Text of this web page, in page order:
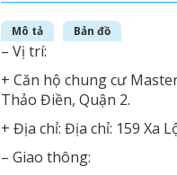
Mô tả Bản đồ
– Vị trí:
+ Căn hộ chung cư
Thảo Điền, Quận 2.
+ Địa chỉ: Địa chỉ: 159 Xa
– Giao thông: